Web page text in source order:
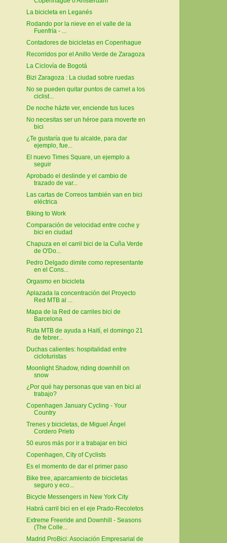
La bicicleta en Leganés
Rodando por la nieve en el valle de la
Fuenfría - ...
Contadores de bicicletas en Copenhague
Recorridos por el Anillo Verde de Zaragoza
La Ciclovía de Bogotá
Bizi Zaragoza : La ciudad sobre ruedas
No se pueden quitar puntos de carnet a los
ciclist...
De noche házte ver, enciende tus luces
No necesitas ser un héroe para moverte en
bici
¿Te gustaría que tu alcalde, para dar
ejemplo, fue...
El nuevo Times Square, un ejemplo a
seguir
Aprobado el deslinde y el cambio de
trazado de var...
Las cartas de Correos también van en bici
eléctrica
Biking to Work
Comparación de velocidad entre coche y
bici en ciudad
Chapuza en el carril bici de la Cuña Verde
de O'Do...
Pedro Delgado dimite como representante
en el Cons...
Orgasmo en bicicleta
Aplazada la concentración del Proyecto
Red MTB al ...
Mapa de la Red de carriles bici de
Barcelona
Ruta MTB de ayuda a Haití, el domingo 21
de febrer...
Duchas calientes: hospitalidad entre
cicloturistas
Moonlight Shadow, riding downhill on
snow
¿Por qué hay personas que van en bici al
trabajo?
Copenhagen January Cycling - Your
Country
Trenes y bicicletas, de Miguel Ángel
Cordero Prieto
50 euros más por ir a trabajar en bici
Copenhagen, City of Cyclists
Es el momento de dar el primer paso
Bike tree, aparcamiento de bicicletas
seguro y eco...
Bicycle Messengers in New York City
Habrá carril bici en el eje Prado-Recoletos
Extreme Freeride and Downhill - Seasons
(The Colle...
Madrid ProBici: Asociación Empresarial de